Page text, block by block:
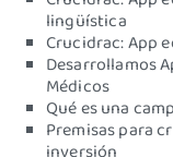
lingüística
Crucidrac: App
Desarrollamos
Médicos
Qué es una
Premisas para